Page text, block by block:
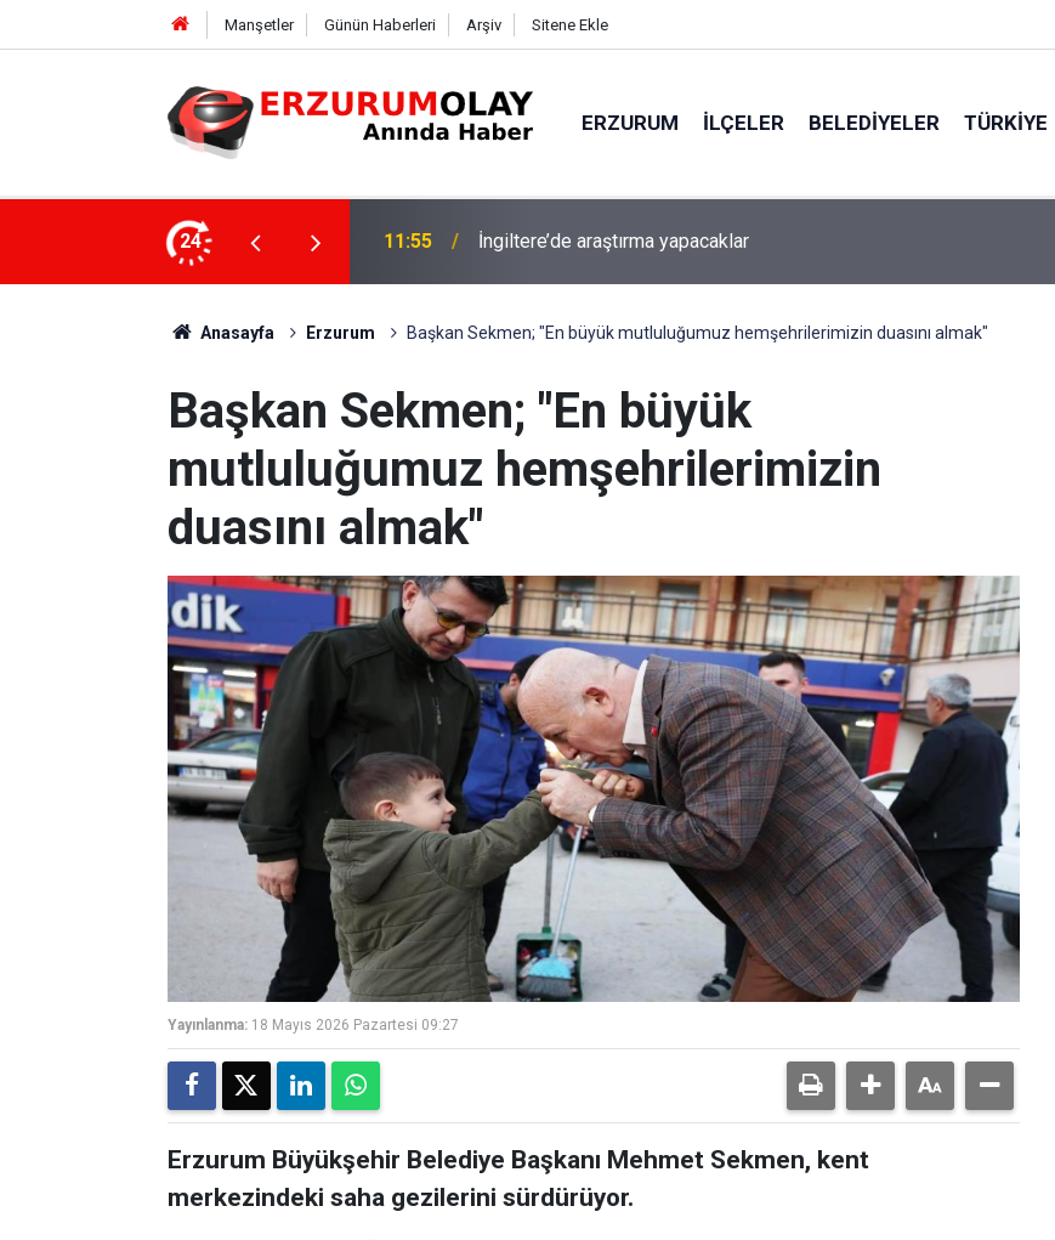
Manşetler Günün Haberleri Arşiv Sitene Ekle
ERZURUM İLÇELER BELEDIYELER TÜRKIYE
24 11:52 Çay sohbeti iddiaya dönüştü
Anasayfa Erzurum Başkan Sekmen; "En büyük mutluluğumuz hemşehrilerimizin duasını almak"
Başkan Sekmen; "En büyük
mutluluğumuz hemşehrilerimizin
duasını almak"
Yayınlanma: 18 Mayıs 2026 Pazartesi 09:27
Erzurum Büyükşehir Belediye Başkanı Mehmet Sekmen, kent
merkezindeki saha gezilerini sürdürüyor.